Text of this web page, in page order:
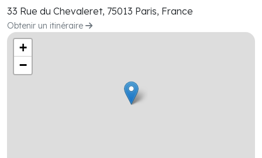
33 Rue du Chevaleret, 75013 Paris, France
Obtenir un itinéraire
+
−